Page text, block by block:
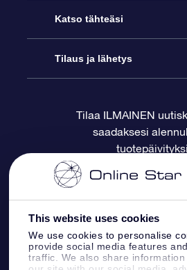
This website uses cookies
We use cookies to personalise
provide social media features
traffic. We also share
Ota meihin yhteyttä
Blogi
Arvostelut
Online Star -lahja
OSR-lahjapakkaus
OSR-lahjakortti
Yrityslahjat
Katso tähteäsi
Star Register
Henkilökohtainen Tähtisivu
One Million Stars
OSR -tähden tallennus
Lennä tähtiin VR -sovellus
Tilaus ja lähetys
Maksutiedot
Toimitustiedot
Palautuskäytäntö
Tähtikuviosta
Tilaa ILMAINEN
saadaksesi